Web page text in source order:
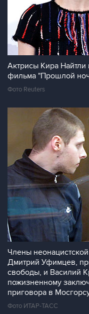
Актрисы Кира
фильма "Прошлой
Фото Reuters
Члены
Дмитрий Уфимцев,
свободы, и Василий
пожизненному
приговора в
Фото ИТАР-ТАСС